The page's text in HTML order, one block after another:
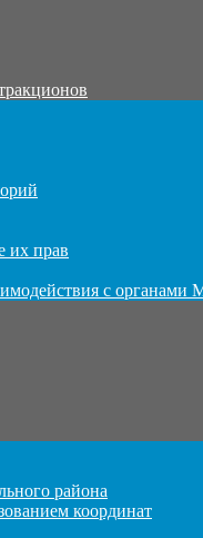
их прав
с
района
координат